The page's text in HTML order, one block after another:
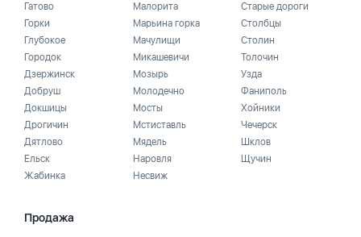
Гатово
Горки
Глубокое
Городок
Дзержинск
Добруш
Докшицы
Дрогичин
Дятлово
Ельск
Жабинка
Малорита
Марьина горка
Мачулищи
Микашевичи
Мозырь
Молодечно
Мосты
Мстиставль
Мядель
Наровля
Несвиж
Старые дороги
Столбцы
Столин
Толочин
Узда
Фаниполь
Хойники
Чечерск
Шклов
Щучин
Продажа